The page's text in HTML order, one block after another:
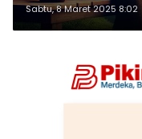
Sabtu, 8 Maret 2025 8:02